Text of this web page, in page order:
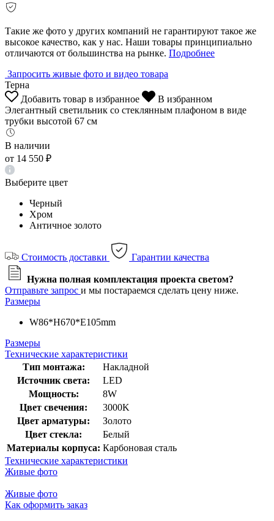
Такие же фото у других компаний не гарантируют такое же
высокое качество, как у нас. Наши товары принципиально
отличаются от большинства на рынке. Подробнее
Запросить живые фото и видео товара
Терна
Добавить товар в избранное
В избранном
Элегантный светильник со стеклянным плафоном в виде
трубки высотой 67 см
В наличии
от 14 550 ₽
Выберите цвет
Черный
Хром
Античное золото
Стоимость доставки Гарантии качества
Нужна полная комплектация проекта светом?
Отправьте запрос и мы постараемся сделать цену ниже.
Размеры
W86*H670*E105mm
Размеры
Технические характеристики
Тип монтажа:
Накладной
Источник света:
LED
Мощность:
8W
Цвет свечения:
3000K
Цвет арматуры:
Золото
Цвет стекла:
Белый
Материалы корпуса: Карбоновая сталь
Технические характеристики
Живые фото
Живые фото
Как оформить заказ